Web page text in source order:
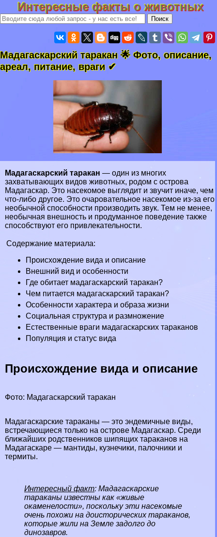
Интересные факты о животных
Мадагаскарский таpaкан 🌟 Фото, описание,
ареал, питание, враги ✔
Мадагаскарский таpaкан — один из многих
захватывающих видов животных, родом с острова
Мадагаскар. Это насекомое выглядит и звучит иначе, чем
что-либо другое. Это очаровательное насекомое из-за его
необычной способности производить звук. Тем не менее,
необычная внешность и продуманное поведение также
способствуют его привлекательности.
Содержание материала:
Происхождение вида и описание
Внешний вид и особенности
Где обитает мадагаскарский таpaкан?
Чем питается мадагаскарский таpaкан?
Особенности хаpaктера и образа жизни
Социальная структура и размножение
Естественные враги мадагаскарских таpaканов
Популяция и статус вида
Происхождение вида и описание
Фото: Мадагаскарский таpaкан
Мадагаскарские таpaканы — это эндемичные виды,
встречающиеся только на острове Мадагаскар. Среди
ближайших родственников шипящих таpaканов на
Мадагаскаре — мантиды, кузнечики, палочники и
термиты.
Интересный факт: Мадагаскарские
таpaканы известны как «живые
окаменелости», поскольку эти насекомые
очень похожи на доисторическихтаpaканов,
которые жили на Земле задолго до
динозавров.